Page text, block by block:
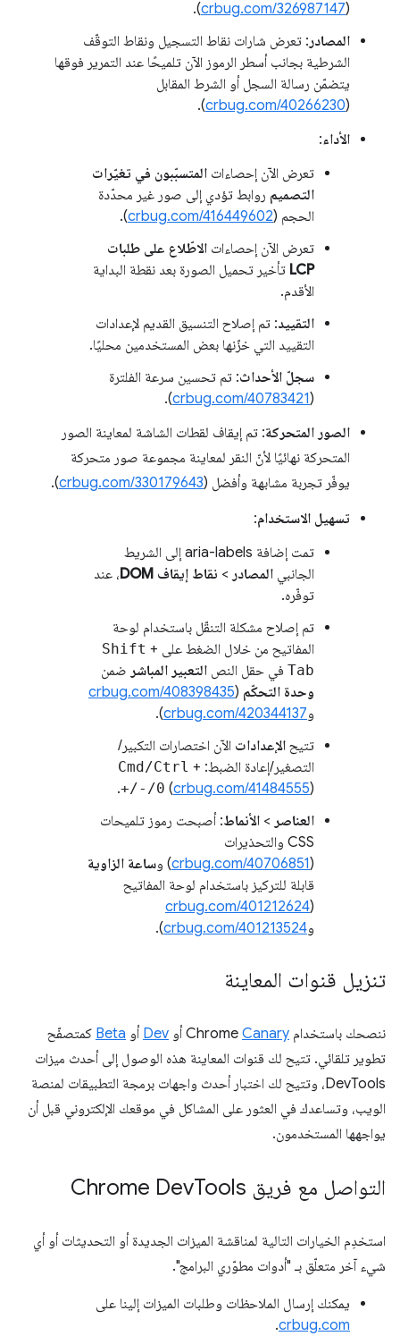
(
crbug.com/326987147
).
المصادر : تعرض شارات نقاط التسجيل ونقاط التوقّف
الشرطية بجانب أسطر الرموز الآن تلميحًا عند التمرير فوقها
يتضمّن رسالة السجل أو الشرط المقابل
(
crbug.com/40266230
).
الأداء:
تعرض الآن إحصاءات المتسبّبون في تغيّرات
التصميم روابط تؤدي إلى صور غير محدّدة
الحجم (crbug.com/416449602
).
تعرض الآن إحصاءات الاطّلاع على طلبات
LCP تأخير تحميل الصورة بعد نقطة البداية
الأقدم.
التقييد: تم إصلاح التنسيق القديم لإعدادات
التقييد التي خزّنها بعض المستخدمين محليًا.
سجلّ الأحداث: تم تحسين سرعة الفلترة
(
crbug.com/40783421
).
الصور المتحركة: تم إيقاف لقطات الشاشة لمعاينة الصور
المتحركة نهائيًا لأنّ النقر لمعاينة مجموعة صور متحركة
يوفّر تجربة مشابهة وأفضل (crbug.com/330179643
).
تسهيل الاستخدام:
تمت إضافة aria-labels إلى الشريط
الجانبي المصادر > نقاط إيقاف DOM
، عند
توفّره.
تم إصلاح مشكلة التنقّل باستخدام لوحة
المفاتيح من خلال الضغط على
Shift +
Tab في حقل النص التعبير المباشر ضمن
وحدة التحكّم (
crbug.com/408398435
وcrbug.com/420344137
).
تتيح الإعدادات الآن اختصارات التكبير/
التصغير/إعادة الضبط:
Cmd/Ctrl +
+/-/0 (crbug.com/41484555).
العناصر > الأنماط: أصبحت رموز تلميحات
CSS والتحذيرات
(
crbug.com/40706851) وساعة الزاوية
قابلة للتركيز باستخدام لوحة المفاتيح
(
crbug.com/401212624
وcrbug.com/401213524
).
تنزيل قنوات المعاينة
ننصحك باستخدام Chrome Canary أو Dev أو Beta كمتصفّح
تطوير تلقائي. تتيح لك قنوات المعاينة هذه الوصول إلى أحدث ميزات
DevTools، وتتيح لك اختبار أحدث واجهات برمجة التطبيقات لمنصة
الويب، وتساعدك في العثور على المشاكل في موقعك الإلكتروني قبل أن
يواجهها المستخدمون.
التواصل مع فريق Chrome Dev Tools
استخدِم الخيارات التالية لمناقشة الميزات الجديدة أو التحديثات أو أي
شيء آخر متعلّق بـ "أدوات مطوّري البرامج".
يمكنك إرسال الملاحظات وطلبات الميزات إلينا على
crbug.com
.